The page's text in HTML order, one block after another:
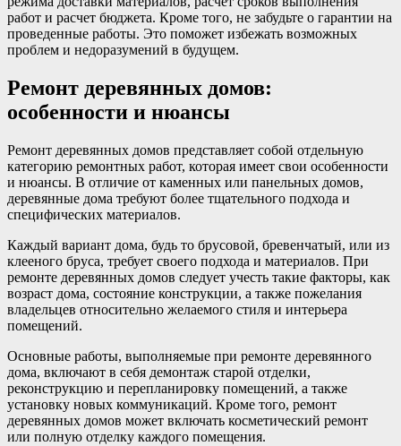
работ и расчет бюджета. Кроме того, не забудьте о гарантии на
проведенные работы. Это поможет избежать возможных
проблем и недоразумений в будущем.
Ремонт деревянных домов:
особенности и нюансы
Ремонт деревянных домов представляет собой отдельную
категорию ремонтных работ, которая имеет свои особенности
и нюансы. В отличие от каменных или панельных домов,
деревянные дома требуют более тщательного подхода и
специфических материалов.
Каждый вариант дома, будь то брусовой, бревенчатый, или из
клееного бруса, требует своего подхода и материалов. При
ремонте деревянных домов следует учесть такие факторы, как
возраст дома, состояние конструкции, а также пожелания
владельцев относительно желаемого стиля и интерьера
помещений.
Основные работы, выполняемые при ремонте деревянного
дома, включают в себя демонтаж старой отделки,
реконструкцию и перепланировку помещений, а также
установку новых коммуникаций. Кроме того, ремонт
деревянных домов может включать косметический ремонт
или полную отделку каждого помещения.